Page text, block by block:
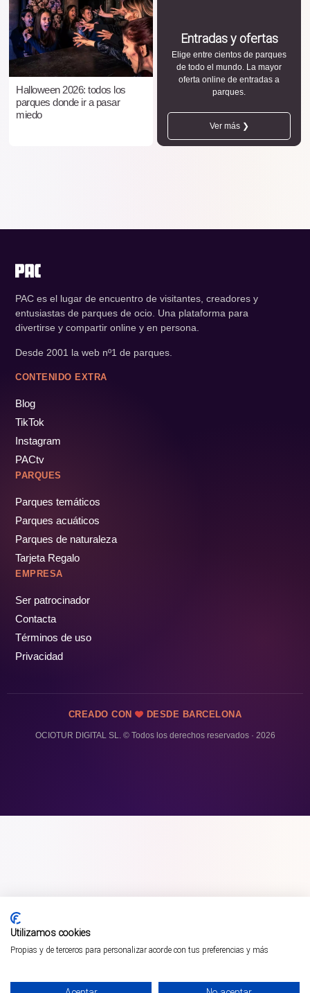
Halloween 2026: todos los
parques donde ir a pasar
miedo
Entradas y ofertas
Elige entre cientos de parques
de todo el mundo. La mayor
oferta online de entradas a
parques.
Ver más ❯
PAC es el lugar de encuentro de visitantes, creadores y
entusiastas de parques de ocio. Una plataforma para
divertirse y compartir online y en persona.
Desde 2001 la web nº1 de parques.
CONTENIDO EXTRA
Blog
TikTok
Instagram
PACtv
PARQUES
Parques temáticos
Parques acuáticos
Parques de naturaleza
Tarjeta Regalo
EMPRESA
Ser patrocinador
Contacta
Términos de uso
Privacidad
CREADO CON DESDE BARCELONA
OCIOTUR DIGITAL SL. © Todos los derechos reservados · 2026
Utilizamos cookies
Propias y de terceros para personalizar acorde con tus preferencias y más